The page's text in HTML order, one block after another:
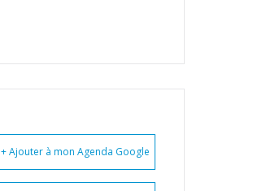
+ Ajouter à mon Agenda Google